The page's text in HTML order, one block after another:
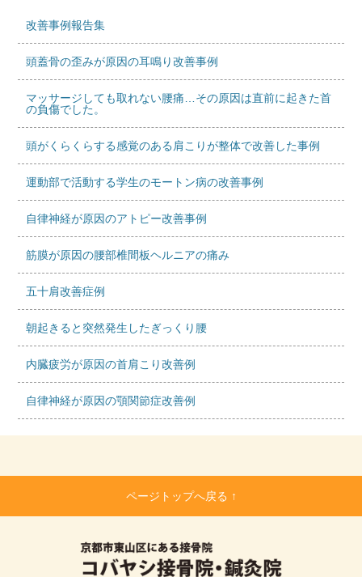
改善事例報告集
頭蓋骨の歪みが原因の耳鳴り改善事例
マッサージしても取れない腰痛…その原因は直前に起きた首
の負傷でした。
頭がくらくらする感覚のある肩こりが整体で改善した事例
運動部で活動する学生のモートン病の改善事例
自律神経が原因のアトピー改善事例
筋膜が原因の腰部椎間板ヘルニアの痛み
五十肩改善症例
朝起きると突然発生したぎっくり腰
内臓疲労が原因の首肩こり改善例
自律神経が原因の顎関節症改善例
ページトップへ戻る ↑